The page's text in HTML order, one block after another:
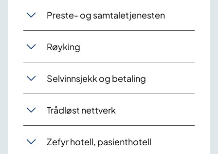
Preste- og samtaletjenesten
Røyking
Selvinnsjekk og betaling
Trådløst nettverk
Zefyr hotell, pasienthotell